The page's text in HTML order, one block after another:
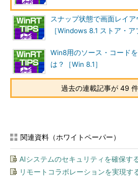
スナップ状態で画面レイ
［Windows 8.1 ストア・ア
Win8用のソース・コード
は？［Win 8.1］
過去の連載記事が 49
関連資料（ホワイトペーパー）
AIシステムのセキュリティを確保す
リモートコラボレーションを実現す